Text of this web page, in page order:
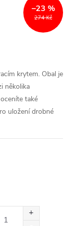
274 Kč
–23 %
krytem. Obal je
několika
také
uložení drobné